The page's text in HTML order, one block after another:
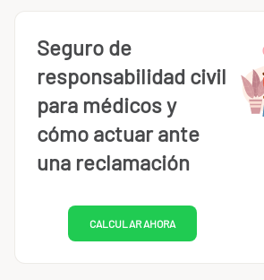
Seguro de
responsabilidad civil
para médicos y
cómo actuar ante
una reclamación
CALCULAR AHORA